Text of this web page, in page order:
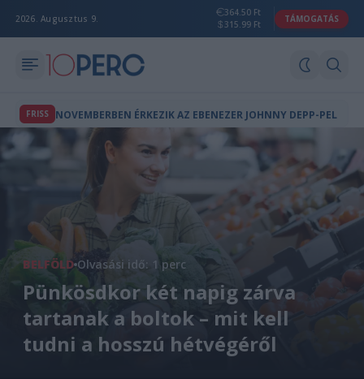
2026. Augusztus 9.
364.50 Ft
315.99 Ft
TÁMOGATÁS
FRISS NOVEMBERBEN ÉRKEZIK AZ EBENEZER JOHNNY DEPP-PEL
BELFÖLD Olvasási idő: 1 perc
Pünkösdkor két napig zárva
tartanak a boltok – mit kell
tudni a hosszú hétvégéről